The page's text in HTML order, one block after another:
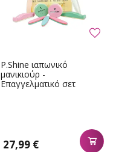
P.Shine ιαπωνικό
μανικιούρ -
Επαγγελματικό σετ
27,99 €